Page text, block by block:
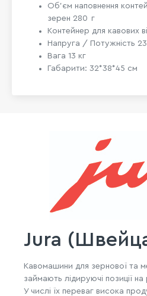
Об'єм наповнення
зерен 280 г
Контейнер для кавових
Напруга / Потужність
Вага 13 кг
Габарити: 32*38*45 см
Jura
Кавомашини для зернової та
займають лідируючі позиції
У числі їх переваг висока